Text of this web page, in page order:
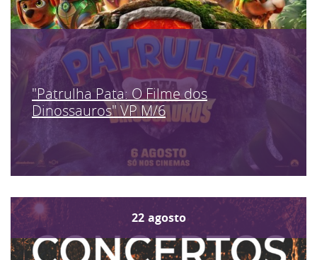
"Patrulha Pata: O Filme dos
Dinossauros" VP M/6
22 agosto